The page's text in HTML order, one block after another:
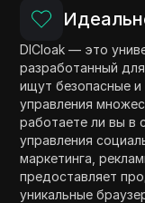
DICloak — это
разработанный
ищут безопасные
управления
работаете ли вы в
управления
маркетинга,
предоставляет
уникальные